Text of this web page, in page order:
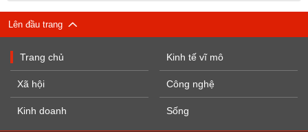
Lên đầu trang
Trang chủ
Xã hội
Kinh doanh
Kinh tế vĩ mô
Công nghệ
Sống